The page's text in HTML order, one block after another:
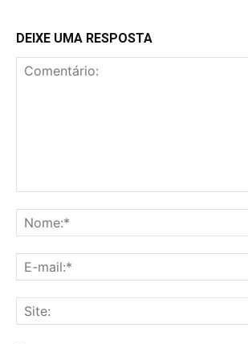
DEIXE UMA RESPOSTA